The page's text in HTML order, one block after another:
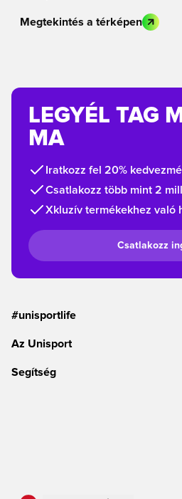
Megtekintés a térképen
LEGYÉL TAG
MA
Iratkozz fel 20%
Csatlakozz több mint 2
Xkluzív termékekhez való
Csatlakozz
#unisportlife
Az Unisport
Segítség